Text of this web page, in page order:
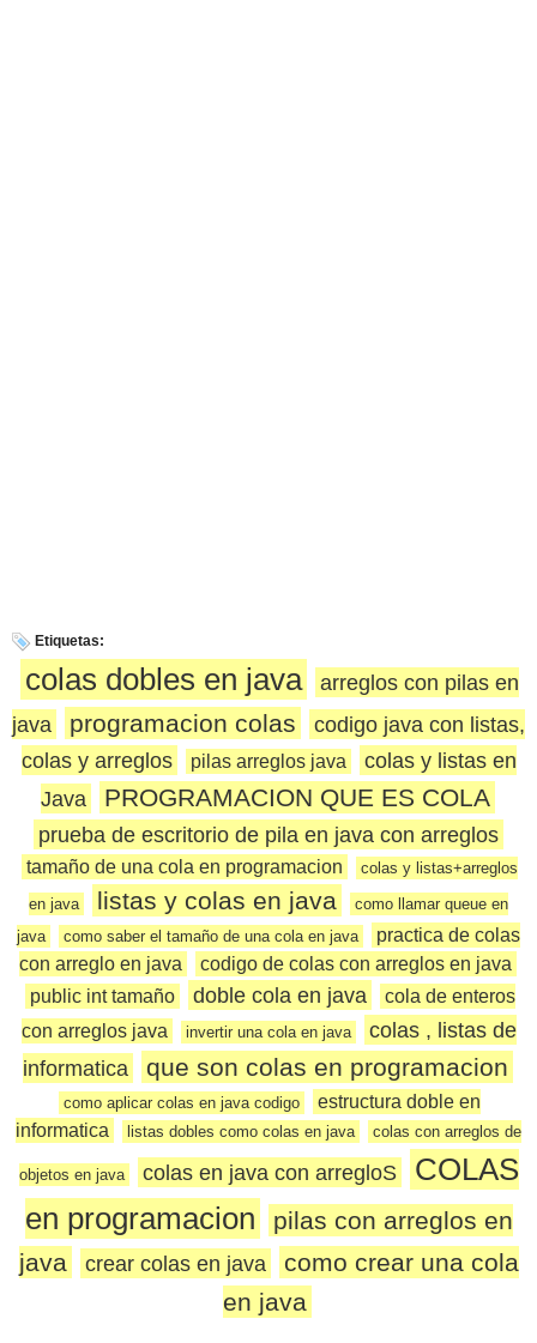
Etiquetas:
colas dobles en java
arreglos con pilas en
java
programacion colas
codigo java con listas,
colas y arreglos
pilas arreglos java
colas y listas en
Java
PROGRAMACION QUE ES COLA
prueba de escritorio de pila en java con arreglos
tamaño de una cola en programacion
colas y listas+arreglos
en java
listas y colas en java
como llamar queue en
java
como saber el tamaño de una cola en java
practica de colas
con arreglo en java
codigo de colas con arreglos en java
public int tamaño
doble cola en java
cola de enteros
con arreglos java
invertir una cola en java
colas , listas de
informatica
que son colas en programacion
como aplicar colas en java codigo
estructura doble en
informatica
listas dobles como colas en java colas con arreglos de
objetos en java colas en java con arregloS
COLAS
en programacion
pilas con arreglos en
java
crear colas en java
como crear una cola
en java